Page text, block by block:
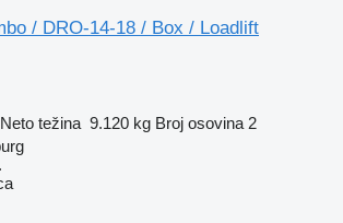
/ DRO-14-18 / Box / Loadlift
Neto težina 9.120 kg Broj osovina 2